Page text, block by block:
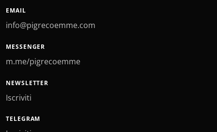
EMAIL
info@pigrecoemme.com
MESSENGER
m.me/pigrecoemme
NEWSLETTER
Iscriviti
TELEGRAM